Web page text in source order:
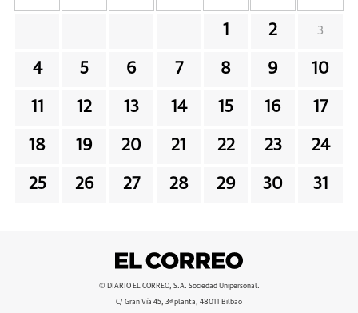
1 2 3
4 5 6 7 8 9 10
11 12 13 14 15 16 17
18 19 20 21 22 23 24
25 26 27 28 29 30 31
© DIARIO EL CORREO, S.A. Sociedad Unipersonal.
C/ Gran Vía 45, 3ª planta, 48011 Bilbao